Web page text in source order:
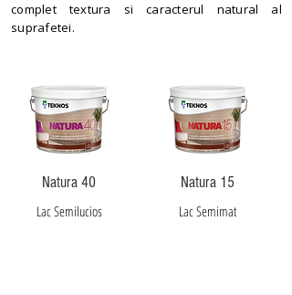
complet textura si caracterul natural al
suprafetei.
Natura 40
Lac Semilucios
Natura 15
Lac Semimat